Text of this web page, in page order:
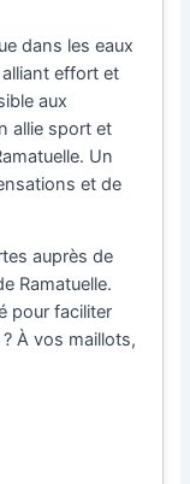
dans les eaux
effort et
aux
allie sport et
Un
et de
auprès de
Ramatuelle.
pour faciliter
? À vos maillots,